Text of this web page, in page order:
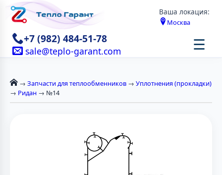
Ваша локация:
Москва
+7 (982) 484-51-78
sale@teplo-garant.com ☰
→ Запчасти для теплообменников → Уплотнения (прокладки)
→ Ридан → №14